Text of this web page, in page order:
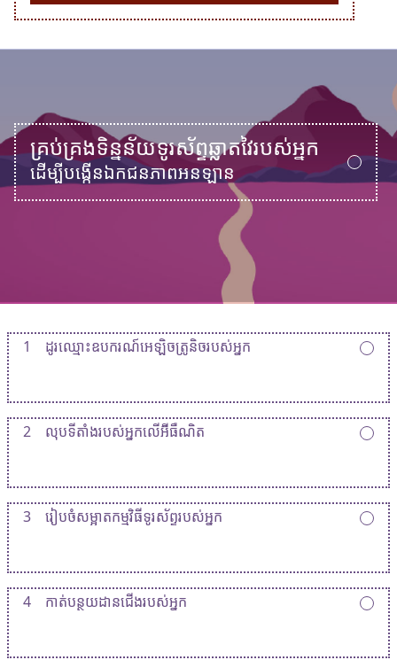
គ្រប់គ្រងទិន្នន័យទូរស័ព្ទឆ្លាតវៃរបស់អ្នក
ដើម្បីបង្កើនឯកជនភាពអនឡាន
1 ដូរឈ្មោះឧបករណ៍អេឡិចត្រូនិចរបស់អ្នក
2 លុបទីតាំងរបស់អ្នកលើអ៊ីធឺណិត
3 រៀបចំសម្អាតកម្មវិធីទូរស័ព្ទរបស់អ្នក
4 កាត់បន្ថយដានជើងរបស់អ្នក